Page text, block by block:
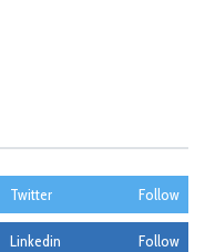
Twitter Follow
Linkedin Follow